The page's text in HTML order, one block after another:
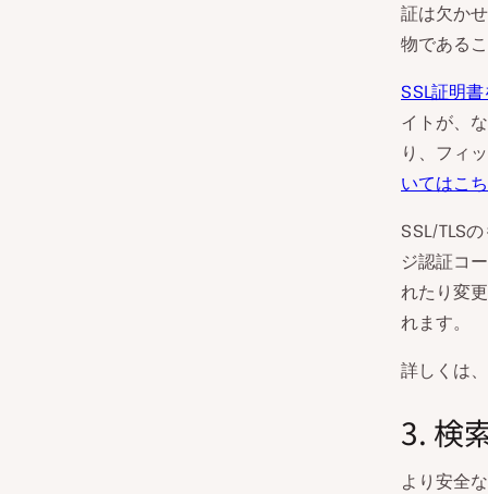
証は欠か
物である
SSL証明
イトが、
り、フィ
いてはこ
SSL/TLS
ジ認証コ
れたり変
れます。
詳しくは、
3. 検
より安全